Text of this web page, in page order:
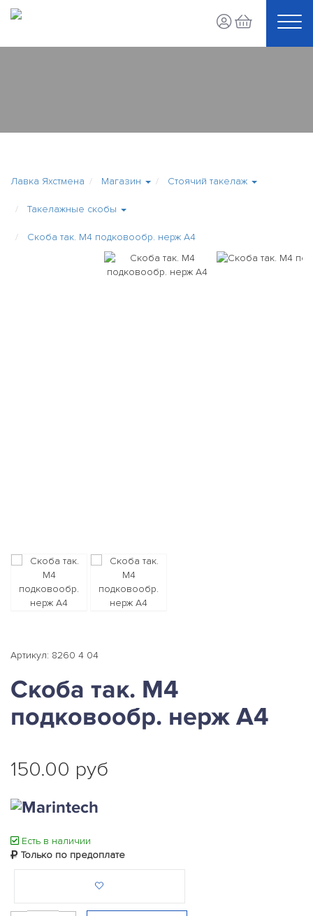
Лавка Яхстмена Магазин Стоячий такелаж
Такелажные скобы
Скоба так. М4 подковообр. нерж А4
Артикул: 8260 4 04
Скоба так. М4
подковообр. нерж А4
150.00 руб
Есть в наличии
Только по предоплате